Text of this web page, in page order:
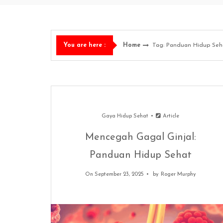
You are here : Home Tag: Panduan Hidup
Gaya Hidup Sehat Article
Mencegah Gagal Ginjal:
Panduan Hidup Sehat
On September 23, 2025 by Roger Murphy